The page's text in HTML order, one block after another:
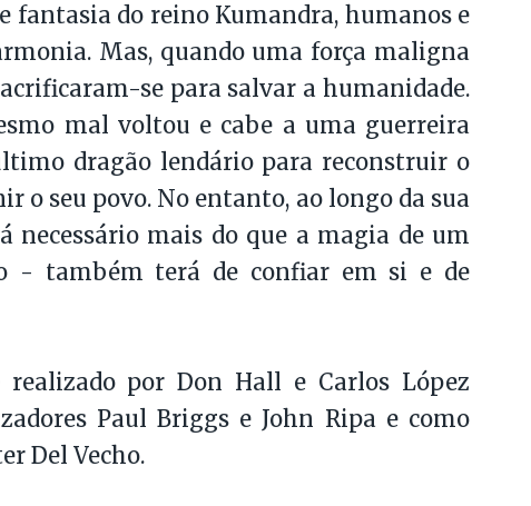
fantasia do reino Kumandra, humanos e
Mas, quando uma força maligna
se para salvar a humanidade.
mal voltou e cabe a uma guerreira
dragão lendário para reconstruir o
o seu povo. No entanto, ao longo da sua
necessário mais do que a magia de um
- também terá de confiar em si e de
por Don Hall e Carlos López
Paul Briggs e John Ripa e como
Del Vecho.